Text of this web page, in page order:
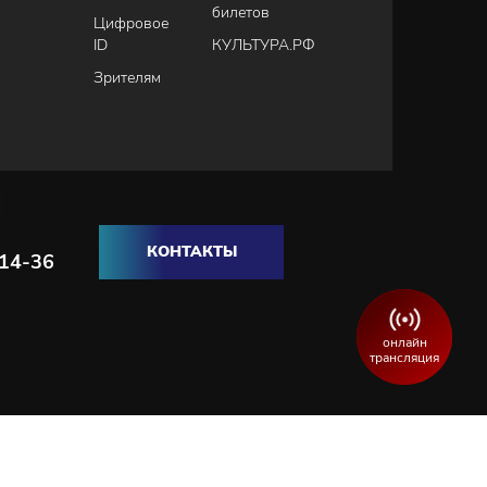
Цифровое
ID
Зрителям
билетов
КУЛЬТУРА.РФ
36 КОНТАКТЫ
онлайн
трансляция